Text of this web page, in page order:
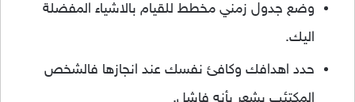
وضع جدول زمني مخطط للقيام بالاشياء المفضلة
اليك.
حدد اهدافك وكافئ نفسك عند انجازها فالشخص